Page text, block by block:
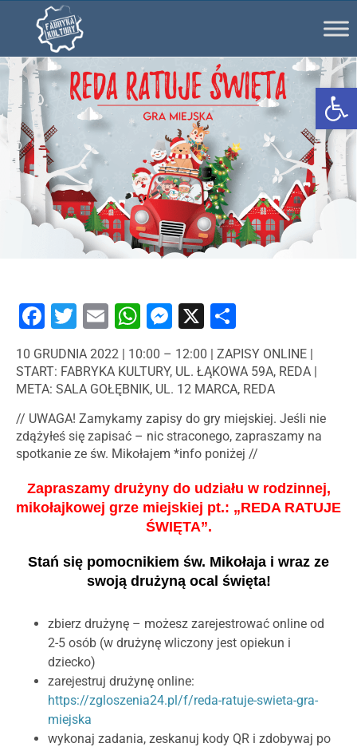
Facebook
Twitter
EmailWhatsApp
Messenger
X
10 GRUDNIA 2022 | 10:00 – 12:00 | ZAPISY ONLINE |
START: FABRYKA KULTURY, UL. ŁĄKOWA 59A, REDA |
META: SALA GOŁĘBNIK, UL. 12 MARCA, REDA
// UWAGA! Zamykamy zapisy do gry miejskiej. Jeśli nie
zdążyłeś się zapisać – nic straconego, zapraszamy na
spotkanie ze św. Mikołajem *info poniżej //
Zapraszamy drużyny do udziału w rodzinnej,
mikołajkowej grze miejskiej pt.: „REDA RATUJE
ŚWIĘTA”.
Stań się pomocnikiem św. Mikołaja i wraz ze
swoją drużyną ocal święta!
zbierz drużynę – możesz zarejestrować online od
2-5 osób (w drużynę wliczony jest opiekun i
dziecko)
zarejestruj drużynę online:
https://zgloszenia24.pl/f/reda-ratuje-swieta-gra-
miejska
wykonaj zadania, zeskanuj kody QR i zdobywaj po